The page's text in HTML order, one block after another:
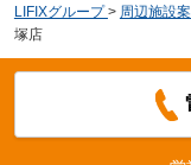
LIFIXグループ > 周辺施設
塚店